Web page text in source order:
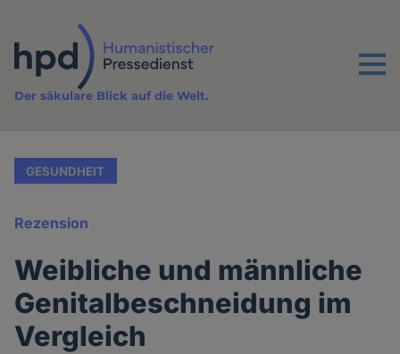
Inhalt
Menu
Der säkulare Blick auf die Welt.
GESUNDHEIT
Rezension
Weibliche und männliche
Genitalbeschneidung im
Vergleich